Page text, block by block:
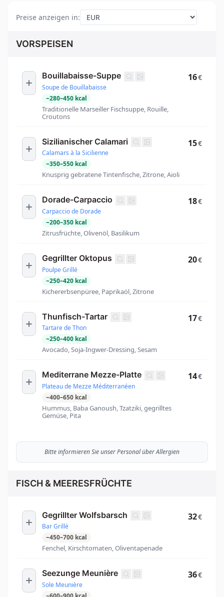
Preise anzeigen in:
VORSPEISEN
Bouillabaisse-Suppe
Soupe de Bouillabaisse
~280–450 kcal
Traditionelle Marseiller Fischsuppe, Rouille,
Croutons
16€
Sizilianischer Calamari
Calamars à la Sicilienne
~350–550 kcal
Knusprig gebratene Tintenfische, Zitrone, Aioli
15€
Dorade-Carpaccio
Carpaccio de Dorade
~200–350 kcal
Zitrusfrüchte, Olivenöl, Basilikum
18€
Gegrillter Oktopus
Poulpe Grillé
~250–420 kcal
Kichererbsenpüree, Paprikaöl, Zitrone
20€
Thunfisch-Tartar
Tartare de Thon
~250–400 kcal
Avocado, Soja-Ingwer-Dressing, Sesam
17€
Mediterrane Mezze-Platte
Plateau de Mezze Méditerranéen
~400–650 kcal
Hummus, Baba Ganoush, Tzatziki, gegrilltes
Gemüse, Pita
14€
Bitte informieren Sie unser Personal über Allergien
FISCH & MEERESFRÜCHTE
Gegrillter Wolfsbarsch
Bar Grillé
~450–700 kcal
Fenchel, Kirschtomaten, Oliventapenade
32€
Seezunge Meunière
Sole Meunière
36€